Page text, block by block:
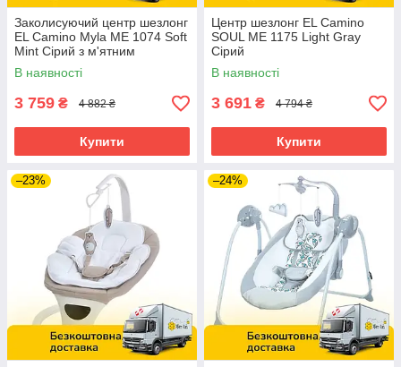
Заколисуючий центр шезлонг
EL Camino Myla ME 1074 Soft
Mint Сірий з м'ятним
В наявності
3 759 ₴ 4 882 ₴
Купити
Центр шезлонг EL Camino
SOUL ME 1175 Light Gray
Сірий
В наявності
3 691 ₴ 4 794 ₴
Купити
–23% –24%